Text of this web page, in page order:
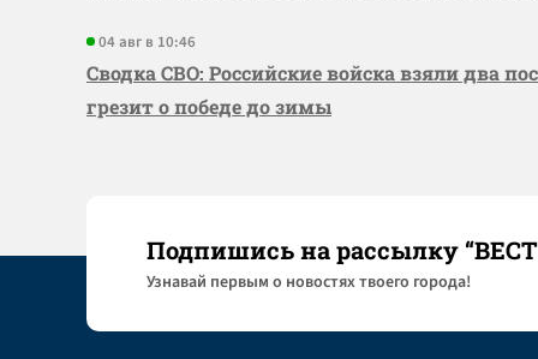
04 авг в 10:46
Сводка СВО: Российские войска взяли два
грезит о победе до зимы
Подпишись на рассылку
Узнaвай первым о новостях твоего города!